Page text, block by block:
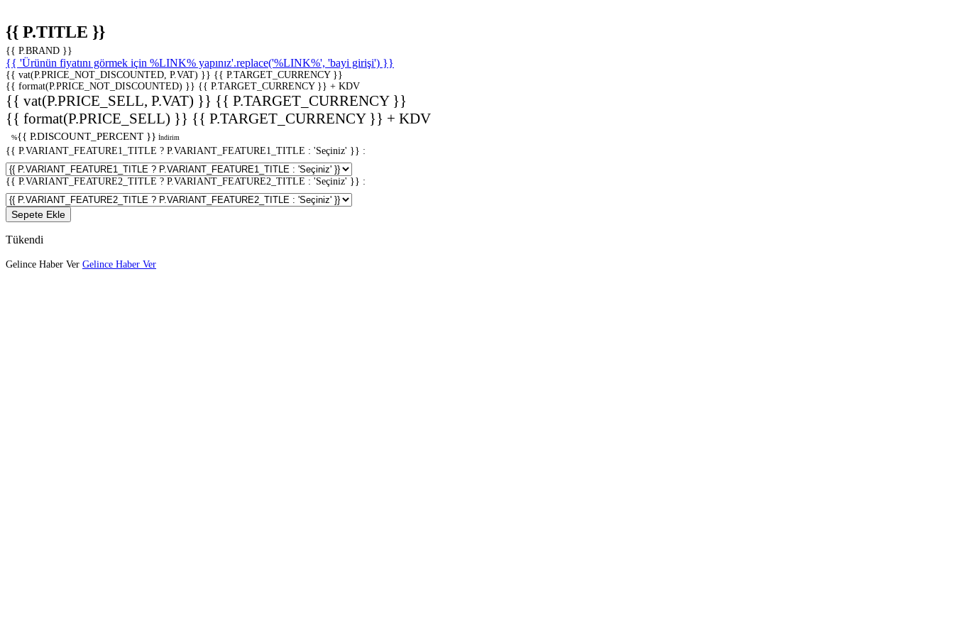
{{ P.TITLE }}
{{ P.BRAND }}
{{ 'Ürünün fiyatını görmek için %LINK% yapınız'.replace('%LINK%', 'bayi girişi') }}
{{ vat(P.PRICE_NOT_DISCOUNTED, P.VAT) }} {{ P.TARGET_CURRENCY }}
{{ format(P.PRICE_NOT_DISCOUNTED) }} {{ P.TARGET_CURRENCY }} + KDV
{{ vat(P.PRICE_SELL, P.VAT) }} {{ P.TARGET_CURRENCY }}
{{ format(P.PRICE_SELL) }} {{ P.TARGET_CURRENCY }} + KDV
%{{ P.DISCOUNT_PERCENT }} İndirim
{{ P.VARIANT_FEATURE1_TITLE ? P.VARIANT_FEATURE1_TITLE : 'Seçiniz' }} :
{{ P.VARIANT_FEATURE2_TITLE ? P.VARIANT_FEATURE2_TITLE : 'Seçiniz' }} :
Sepete Ekle
Tükendi
Gelince Haber Ver Gelince Haber Ver